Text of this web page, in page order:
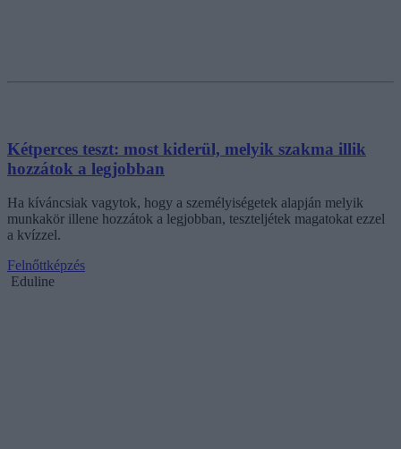
Kétperces teszt: most kiderül, melyik szakma illik
hozzátok a legjobban
Ha kíváncsiak vagytok, hogy a személyiségetek alapján melyik
munkakör illene hozzátok a legjobban, teszteljétek magatokat ezzel
a kvízzel.
Felnőttképzés
Eduline